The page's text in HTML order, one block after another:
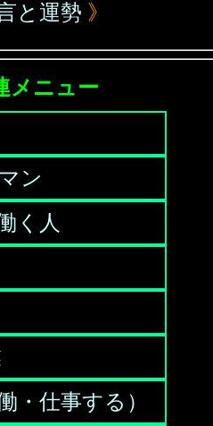
と運勢 》
メニュー
ン
く人
・仕事する）